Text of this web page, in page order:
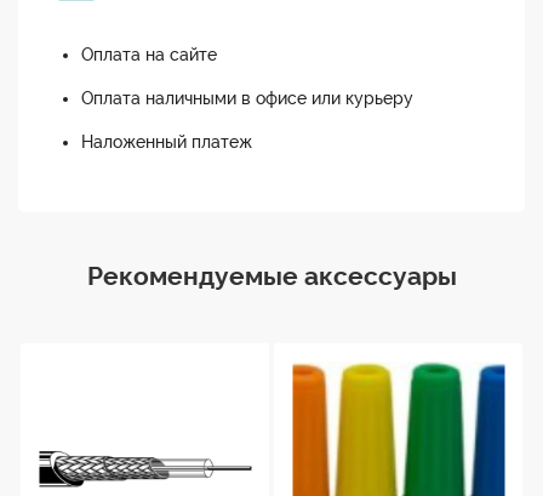
Оплата на сайте
Оплата наличными в офисе или курьеру
Наложенный платеж
Рекомендуемые аксессуары